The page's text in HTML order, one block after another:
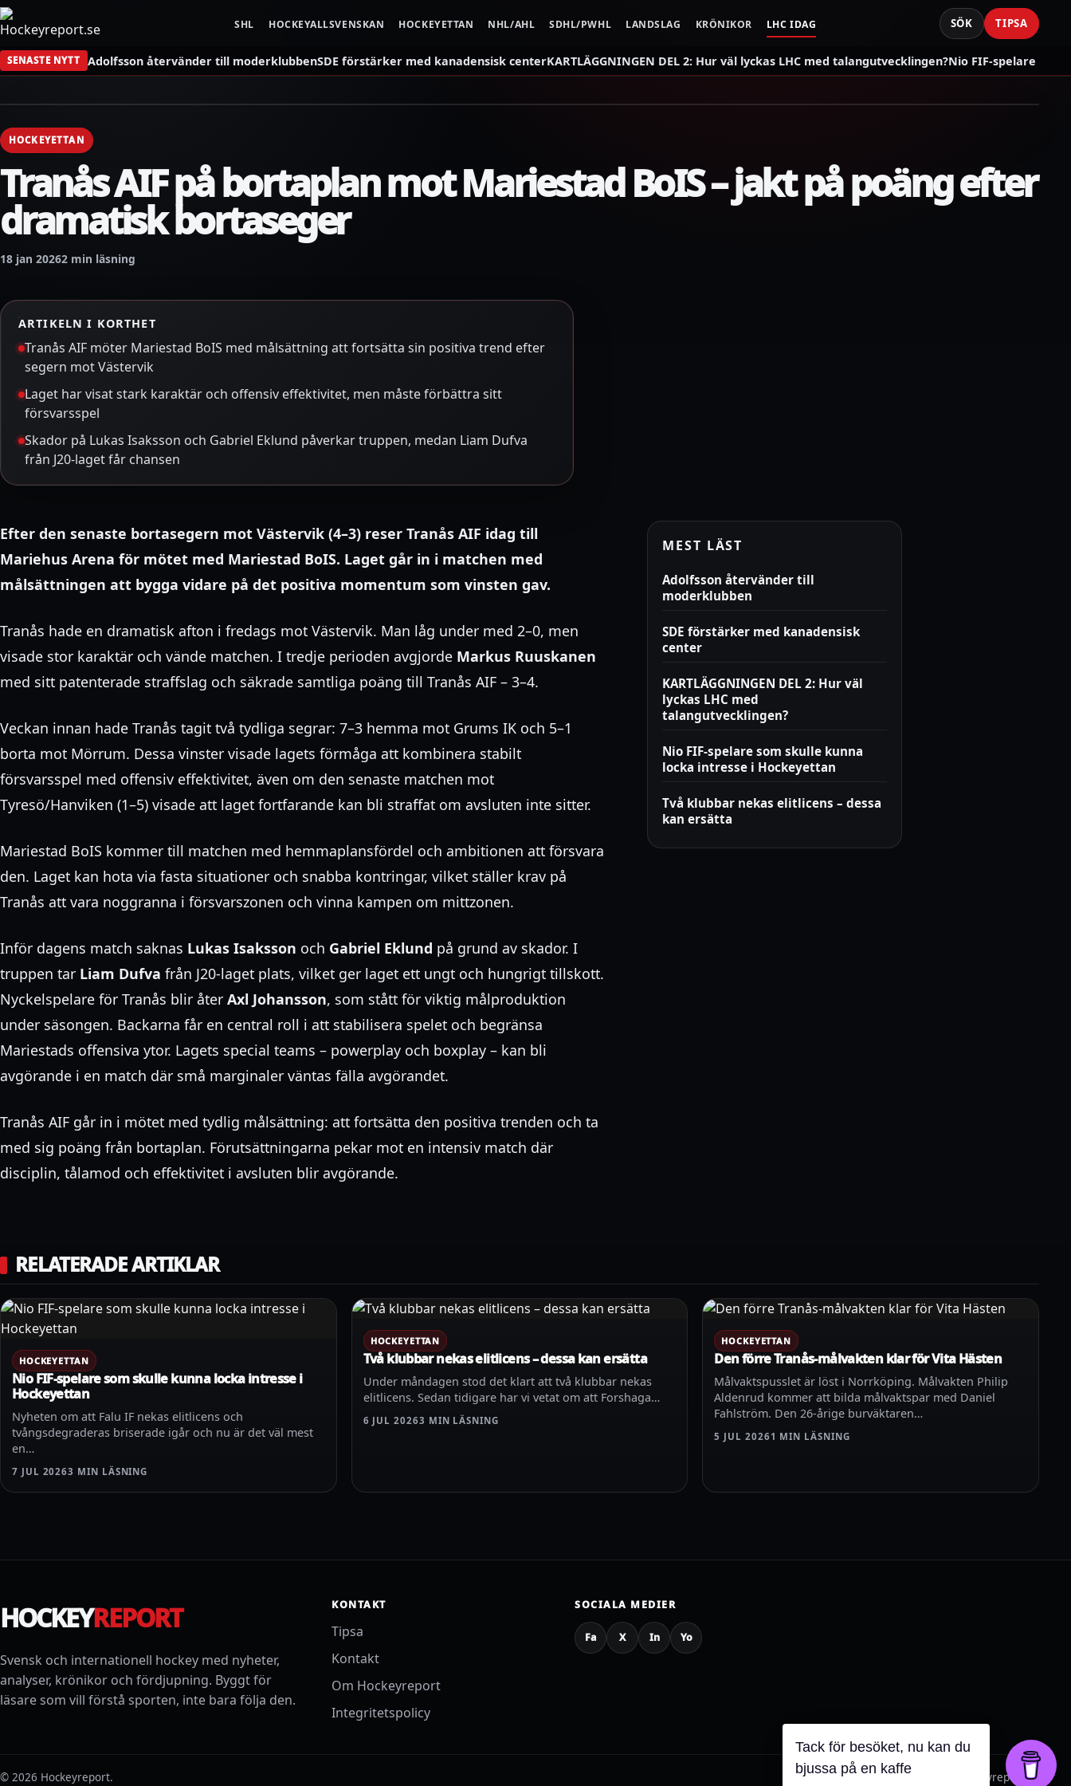
SHL HOCKEYALLSVENSKAN HOCKEYETTAN NHL/AHL SDHL/PWHL LANDSLAG KRÖNIKOR LHC IDAG SÖK TIPSA
SENASTE NYTT Adolfsson återvänder till moderklubbenSDE förstärker med kanadensisk centerKARTLÄGGNINGEN DEL 2: Hur väl lyckas LHC med talangutvecklingen?Nio FIF-spelare som
HOCKEYETTAN
Tranås AIF på bortaplan mot Mariestad BoIS – jakt på poäng efter
dramatisk bortaseger
18 jan 20262 min läsning
ARTIKELN I KORTHET
Tranås AIF möter Mariestad BoIS med målsättning att fortsätta sin positiva trend efter
segern mot Västervik
Laget har visat stark karaktär och offensiv effektivitet, men måste förbättra sitt
försvarsspel
Skador på Lukas Isaksson och Gabriel Eklund påverkar truppen, medan Liam Dufva
från J20-laget får chansen
Efter den senaste bortasegern mot Västervik (4–3) reser Tranås AIF idag till
Mariehus Arena för mötet med Mariestad BoIS. Laget går in i matchen med
målsättningen att bygga vidare på det positiva momentum som vinsten gav.
Tranås hade en dramatisk afton i fredags mot Västervik. Man låg under med 2–0, men
visade stor karaktär och vände matchen. I tredje perioden avgjorde Markus Ruuskanen
med sitt patenterade straffslag och säkrade samtliga poäng till Tranås AIF – 3–4.
Veckan innan hade Tranås tagit två tydliga segrar: 7–3 hemma mot Grums IK och 5–1
borta mot Mörrum. Dessa vinster visade lagets förmåga att kombinera stabilt
försvarsspel med offensiv effektivitet, även om den senaste matchen mot
Tyresö/Hanviken (1–5) visade att laget fortfarande kan bli straffat om avsluten inte sitter.
Mariestad BoIS kommer till matchen med hemmaplansfördel och ambitionen att försvara
den. Laget kan hota via fasta situationer och snabba kontringar, vilket ställer krav på
Tranås att vara noggranna i försvarszonen och vinna kampen om mittzonen.
Inför dagens match saknas Lukas Isaksson och Gabriel Eklund på grund av skador. I
truppen tar Liam Dufva från J20-laget plats, vilket ger laget ett ungt och hungrigt tillskott.
Nyckelspelare för Tranås blir åter Axl Johansson, som stått för viktig målproduktion
under säsongen. Backarna får en central roll i att stabilisera spelet och begränsa
Mariestads offensiva ytor. Lagets special teams – powerplay och boxplay – kan bli
avgörande i en match där små marginaler väntas fälla avgörandet.
Tranås AIF går in i mötet med tydlig målsättning: att fortsätta den positiva trenden och ta
med sig poäng från bortaplan. Förutsättningarna pekar mot en intensiv match där
disciplin, tålamod och effektivitet i avsluten blir avgörande.
MEST LÄST
Adolfsson återvänder till
moderklubben
SDE förstärker med kanadensisk
center
KARTLÄGGNINGEN DEL 2: Hur väl
lyckas LHC med
talangutvecklingen?
Nio FIF-spelare som skulle kunna
locka intresse i Hockeyettan
Två klubbar nekas elitlicens – dessa
kan ersätta
RELATERADE ARTIKLAR
HOCKEYETTAN
Nio FIF-spelare som skulle kunna locka intresse i
Hockeyettan
Nyheten om att Falu IF nekas elitlicens och
tvångsdegraderas briserade igår och nu är det väl mest
en…
7 JUL 20263 MIN LÄSNING
HOCKEYETTAN
Två klubbar nekas elitlicens – dessa kan ersätta
Under måndagen stod det klart att två klubbar nekas
elitlicens. Sedan tidigare har vi vetat om att Forshaga…
6 JUL 20263 MIN LÄSNING
HOCKEYETTAN
Den förre Tranås-målvakten klar för Vita Hästen
Målvaktspusslet är löst i Norrköping. Målvakten Philip
Aldenrud kommer att bilda målvaktspar med Daniel
Fahlström. Den 26-årige burväktaren…
5 JUL 2026 1 MIN LÄSNING
HOCKEYREPORT
Svensk och internationell hockey med nyheter,
analyser, krönikor och fördjupning. Byggt för
läsare som vill förstå sporten, inte bara följa den.
KONTAKT
Tipsa
Kontakt
Om Hockeyreport
Integritetspolicy
SOCIALA MEDIER
Fa X In Yo
© 2026 Hockeyreport. Tips och annonsering: toni@hockeyreport.se
Tack för besöket, nu kan du
bjussa på en kaffe